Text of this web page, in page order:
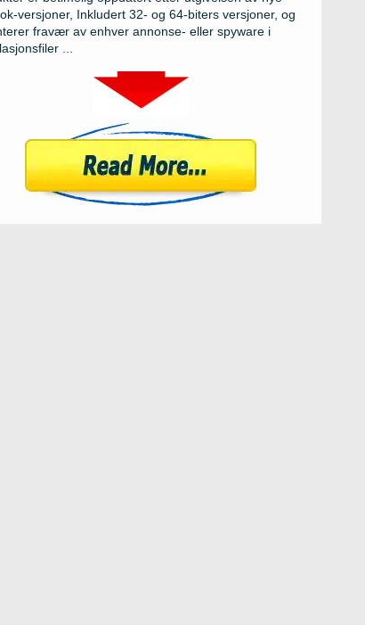
versjoner, Inkludert 32- og 64-biters versjoner, og
fravær av enhver annonse- eller spyware i
...